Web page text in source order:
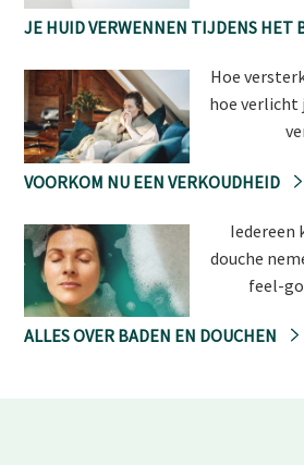
JE HUID VERWENNEN TIJDENS HET
Hoe
hoe verlicht
VOORKOM NU EEN VERKOUDHEID
Iedereen
douche
feel-
ALLES OVER BADEN EN DOUCHEN